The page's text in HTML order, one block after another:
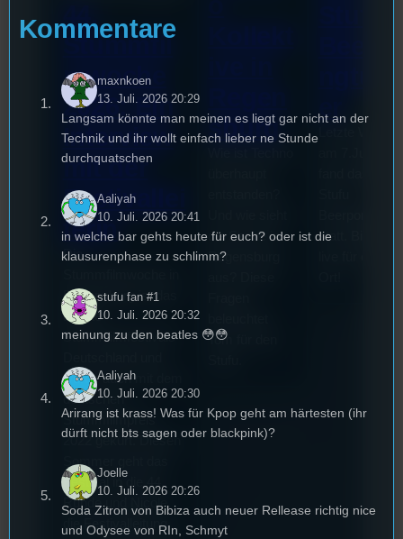
Stummfil
mwoche
2026: Ein
Interview
mit der
Festivallei
terin
Die
Regensburg ist das
älteste
Stummfilmfestivals
wurde auch mit dem
deutschen
Stummfilmpreis
2022 gekürt. Diesen
Sommer geht das
Festival in die 44.
Runde und Nicole,
die Festivalleitung,
sburg
die Szene in
Regensburg
Tom für den
er
statt. Bilal war
Kommentare
maxnkoen
13. Juli. 2026 20:29
Langsam könnte man meinen es liegt gar nicht an der
Technik und ihr wollt einfach lieber ne Stunde
durchquatschen
Aaliyah
10. Juli. 2026 20:41
in welche bar gehts heute für euch? oder ist die
klausurenphase zu schlimm?
stufu fan #1
10. Juli. 2026 20:32
meinung zu den beatles 😳😳
Aaliyah
10. Juli. 2026 20:30
Arirang ist krass! Was für Kpop geht am härtesten (ihr
dürft nicht bts sagen oder blackpink)?
Joelle
10. Juli. 2026 20:26
Soda Zitron von Bibiza auch neuer Rellease richtig nice
und Odysee von RIn, Schmyt